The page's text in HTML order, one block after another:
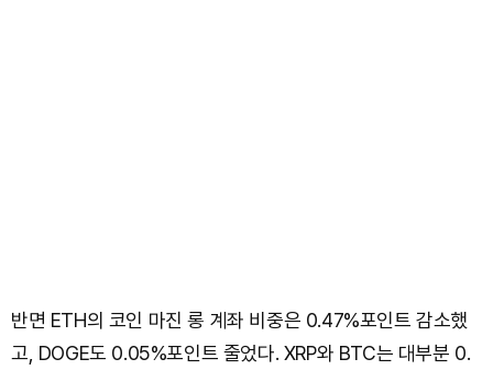
반면 ETH의 코인 마진 롱 계좌 비중은 0.47%포인트 감소했
고, DOGE도 0.05%포인트 줄었다. XRP와 BTC는 대부분 0.